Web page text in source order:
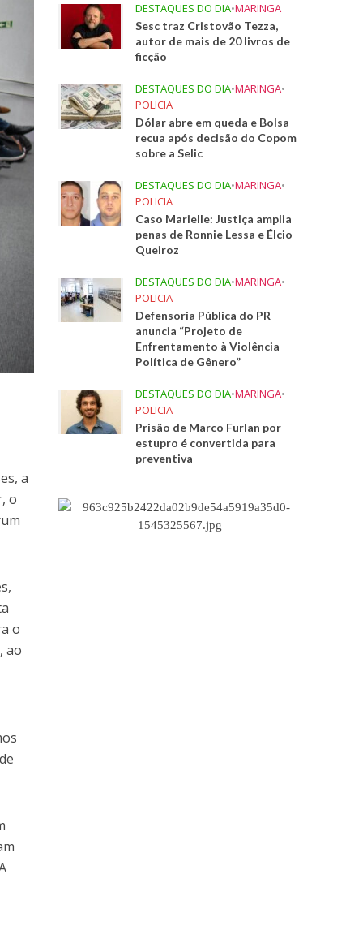
a
o
o
ao
DESTAQUES DO DIA•MARINGA
Sesc traz Cristovão Tezza,
autor de mais de 20 livros de
ficção
DESTAQUES DO DIA•MARINGA•
POLICIA
Dólar abre em queda e Bolsa
recua após decisão do Copom
sobre a Selic
DESTAQUES DO DIA•MARINGA•
POLICIA
Caso Marielle: Justiça amplia
penas de Ronnie Lessa e Élcio
Queiroz
DESTAQUES DO DIA•MARINGA•
POLICIA
Defensoria Pública do PR
anuncia “Projeto de
Enfrentamento à Violência
Política de Gênero”
DESTAQUES DO DIA•MARINGA•
POLICIA
Prisão de Marco Furlan por
estupro é convertida para
preventiva